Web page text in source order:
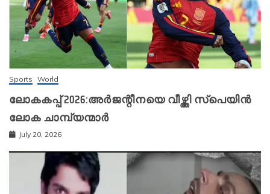
Sports World
ലോകകപ്പ് 2026:അർജന്റീനയെ വീഴ്ത്തി സ്‌പെയിൻ
ലോക ചാമ്പ്യന്മാർ
July 20, 2026